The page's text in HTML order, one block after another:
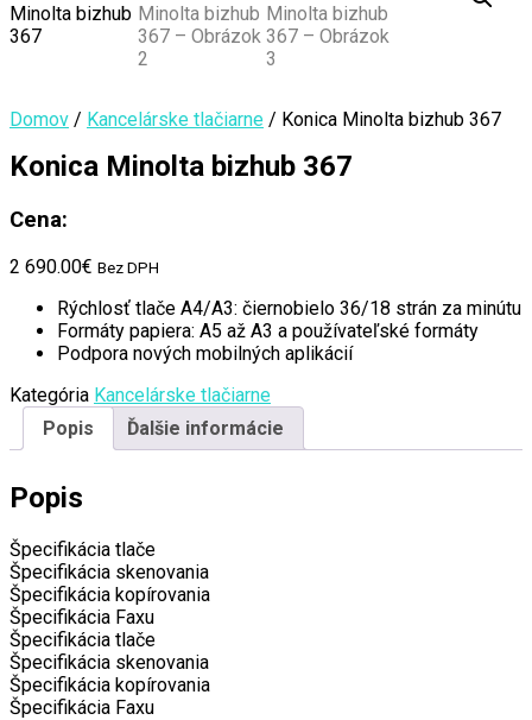
Domov / Kancelárske tlačiarne / Konica Minolta bizhub 367
Konica Minolta bizhub 367
Cena:
2 690.00€ Bez DPH
Rýchlosť tlače A4/A3: čiernobielo 36/18 strán za minútu
Formáty papiera: A5 až A3 a používateľské formáty
Podpora nových mobilných aplikácií
Kategória Kancelárske tlačiarne
Popis
Ďalšie informácie
Popis
Špecifikácia tlače
Špecifikácia skenovania
Špecifikácia kopírovania
Špecifikácia Faxu
Špecifikácia tlače
Špecifikácia skenovania
Špecifikácia kopírovania
Špecifikácia Faxu